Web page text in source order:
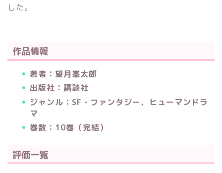
した。
作品情報
著者：望月峯太郎
出版社：講談社
ジャンル：SF・ファンタジー、ヒューマンドラ
マ
巻数：10巻（完結）
評価一覧